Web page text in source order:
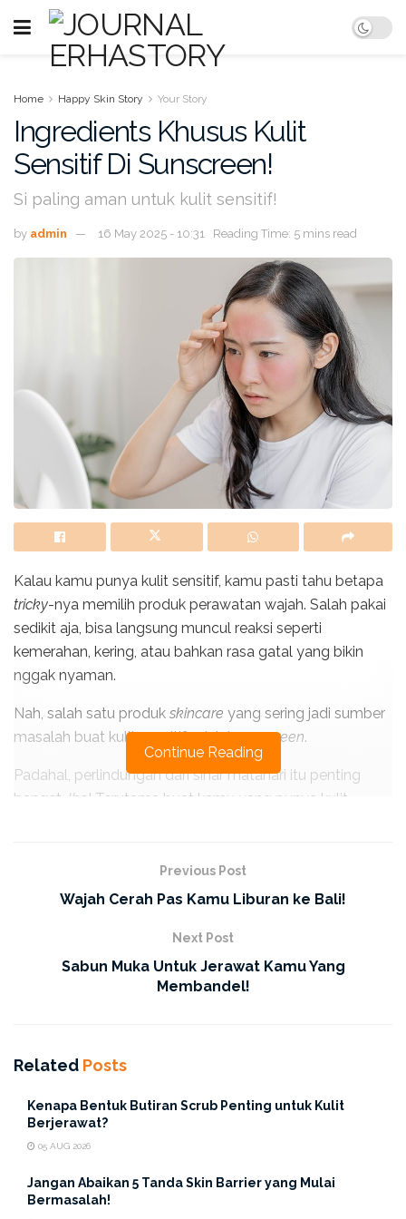
Home Happy Skin Story Your Story
Ingredients Khusus Kulit
Sensitif Di Sunscreen!
Si paling aman untuk kulit sensitif!
by admin 16 May 2025 - 10:31 Reading Time: 5 mins read
Kalau kamu punya kulit sensitif, kamu pasti tahu betapa
tricky-nya memilih produk perawatan wajah. Salah pakai
sedikit aja, bisa langsung muncul reaksi seperti
kemerahan, kering, atau bahkan rasa gatal yang bikin
nggak nyaman.
Nah, salah satu produk skincare yang sering jadi sumber
masalah buat kulit sensitif adalahsunscreen.
Padahal, perlindungan dari sinar matahari itu penting
banget, lho ! Terutama buat kamu yang punya kulit
Tapi tenang, sekarang kamu nggak perlu bingung lagi
karena ada solusi yang tepat, yaituSkinsitive
Kenapa Kulit Sensitif Perlu
SunscreenKhusus?
Continue Reading
Previous Post
Wajah Cerah Pas Kamu Liburan ke Bali!
Next Post
Sabun Muka Untuk Jerawat Kamu Yang
Membandel!
Related Posts
Kenapa Bentuk Butiran Scrub Penting untuk Kulit
Berjerawat?
05 AUG 2026
Jangan Abaikan 5 Tanda Skin Barrier yang Mulai
Bermasalah!